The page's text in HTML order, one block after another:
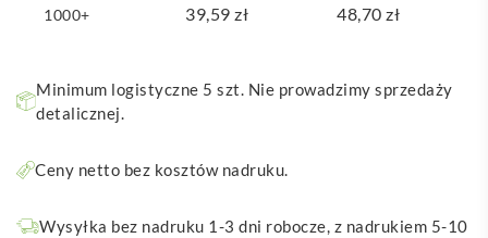
1000+ 39,59 zł 48,70 zł
Minimum logistyczne 5 szt. Nie prowadzimy sprzedaży
detalicznej.
Ceny netto bez kosztów nadruku.
Wysyłka bez nadruku 1-3 dni robocze, z nadrukiem 5-10